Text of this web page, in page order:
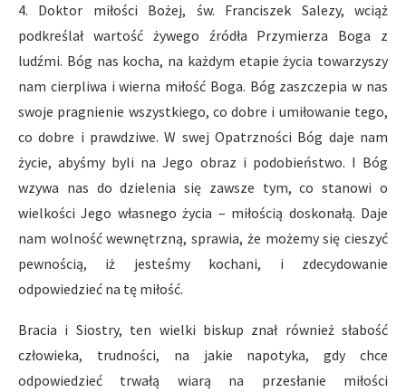
4. Doktor miłości Bożej, św. Franciszek Salezy, wciąż
podkreślał wartość żywego źródła Przymierza Boga z
ludźmi. Bóg nas kocha, na każdym etapie życia towarzyszy
nam cierpliwa i wierna miłość Boga. Bóg zaszczepia w nas
swoje pragnienie wszystkiego, co dobre i umiłowanie tego,
co dobre i prawdziwe. W swej Opatrzności Bóg daje nam
życie, abyśmy byli na Jego obraz i podobieństwo. I Bóg
wzywa nas do dzielenia się zawsze tym, co stanowi o
wielkości Jego własnego życia – miłością doskonałą. Daje
nam wolność wewnętrzną, sprawia, że możemy się cieszyć
pewnością, iż jesteśmy kochani, i zdecydowanie
odpowiedzieć na tę miłość.
Bracia i Siostry, ten wielki biskup znał również słabość
człowieka, trudności, na jakie napotyka, gdy chce
odpowiedzieć trwałą wiarą na przesłanie miłości